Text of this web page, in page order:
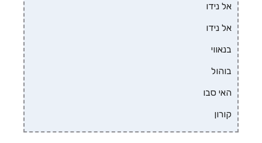
אל נידו
אל נידו
בנאווי
בוהול
האי סבו
קורון